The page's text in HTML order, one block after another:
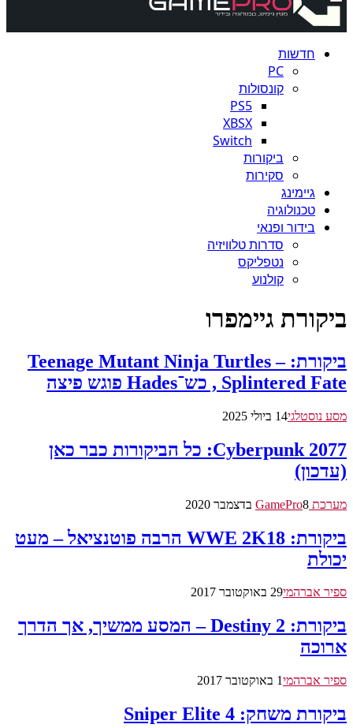
חדשות
PC
קונסולות
PS5
XBSX
Switch
ביקורות
סקירות
גיימינג
טכנולוגיה
בידור ופנאי
סדרות טלוויזיה
נטפליקס
קולנוע
ביקורת גיימפרו
ביקורת: Teenage Mutant Ninja Turtles –
Splintered Fate, כש־Hades פוגש פיצה
מסע נוסטלגי14 ביולי 2025
Cyberpunk 2077: כל הביקורות כבר כאן
(עדכון)
מערכת GamePro 8 בדצמבר 2020
ביקורת: WWE 2K18 הרבה פוטנציאל – מעט
יכולת
ספיר אברהמי29 באוקטובר 2017
ביקורת: Destiny 2 – המסע ממשיך, אך הדרך
ארוכה
ספיר אברהמי1 באוקטובר 2017
ביקורת משחק: Sniper Elite 4